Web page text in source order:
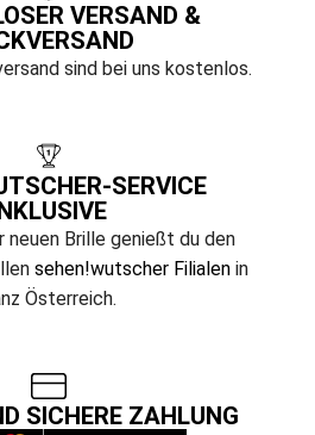
VERSAND &
sind bei uns kostenlos.
SERVICE
neuen Brille genießt du den
sehen!wutscher Filialenin
Österreich.
SICHERE ZAHLUNG